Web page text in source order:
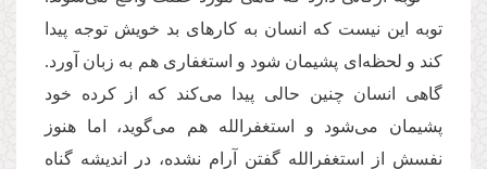
توبه این نیست که انسان به کارهای بد خویش توجه پیدا
کند و لحظه‌ای پشیمان شود و استغفاری هم به زبان آورد.
گاهی انسان چنین حالی پیدا می‌کند که از کرده خود
پشیمان می‌شود و استغفرالله هم می‌گوید، اما هنوز
نفسش از استغفرالله گفتن آرام نشده، در اندیشه گناه